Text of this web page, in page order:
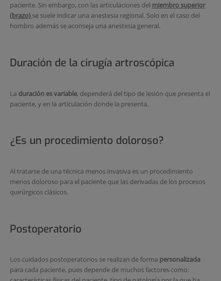
paciente. Sin embargo, con las articulaciones del miembro superior
(brazo) se suele indicar una anestesia regional. Solo en el caso del
hombro además se aconseja una anestesia general.
Duración de la cirugía artroscópica
La duración es variable, dependerá del tipo de lesión que presenta el
paciente, y en la articulación donde la presenta.
¿Es un procedimiento doloroso?
Al tratarse de una técnica menos invasiva es un procedimiento
menos doloroso para el paciente que las derivadas de los procesos
quirúrgicos clásicos.
Postoperatorio
Los cuidados postoperatorios se realizan de forma personalizada
para cada paciente, pues depende de muchos factores como: